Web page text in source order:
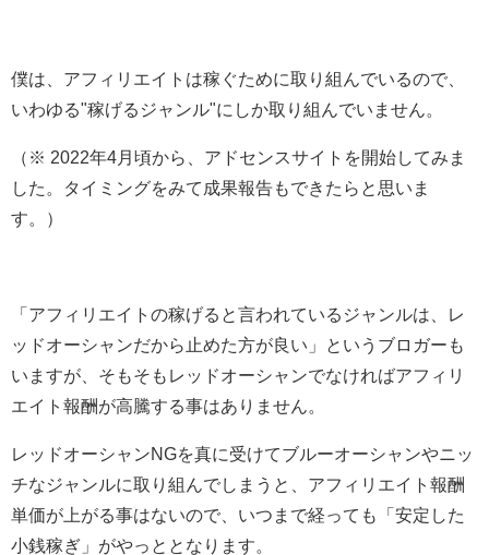
僕は、アフィリエイトは稼ぐために取り組んでいるので、
いわゆる"稼げるジャンル"にしか取り組んでいません。
（※ 2022年4月頃から、アドセンスサイトを開始してみま
した。タイミングをみて成果報告もできたらと思いま
す。）
「アフィリエイトの稼げると言われているジャンルは、レ
ッドオーシャンだから止めた方が良い」というブロガーも
いますが、そもそもレッドオーシャンでなければアフィリ
エイト報酬が高騰する事はありません。
レッドオーシャンNGを真に受けてブルーオーシャンやニッ
チなジャンルに取り組んでしまうと、アフィリエイト報酬
単価が上がる事はないので、いつまで経っても「安定した
小銭稼ぎ」がやっととなります。